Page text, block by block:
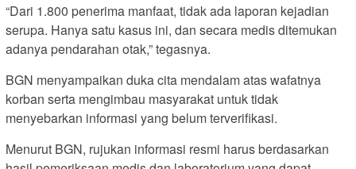
“Dari 1.800 penerima manfaat, tidak ada laporan kejadian
serupa. Hanya satu kasus ini, dan secara medis ditemukan
adanya pendarahan otak,” tegasnya.
BGN menyampaikan duka cita mendalam atas wafatnya
korban serta mengimbau masyarakat untuk tidak
menyebarkan informasi yang belum terverifikasi.
Menurut BGN, rujukan informasi resmi harus berdasarkan